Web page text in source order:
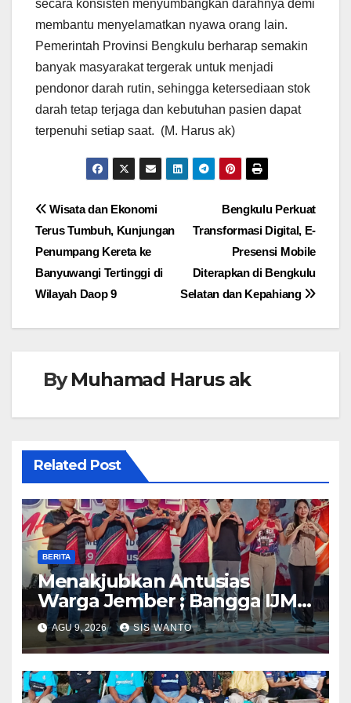
secara konsisten menyumbangkan darahnya demi
membantu menyelamatkan nyawa orang lain.
Pemerintah Provinsi Bengkulu berharap semakin
banyak masyarakat tergerak untuk menjadi
pendonor darah rutin, sehingga ketersediaan stok
darah tetap terjaga dan kebutuhan pasien dapat
terpenuhi setiap saat. (M. Harus ak)
Navigasi
pos
Bengkulu Perkuat
Transformasi Digital, E-
Presensi Mobile
Diterapkan di Bengkulu
Selatan dan Kepahiang
Wisata dan Ekonomi
Terus Tumbuh, Kunjungan
Penumpang Kereta ke
Banyuwangi Tertinggi di
Wilayah Daop 9
ByMuhamad Harus ak
Related Post
BERITA
Menakjubkan Antusias
Warga Jember ; Bangga IJMC
Sangat Luar Biasa
AGU 9, 2026 SIS WANTO